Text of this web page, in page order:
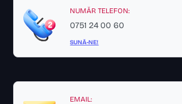
NUMĂR TELEFON:
0751 24 00 60
SUNĂ-NE!
EMAIL: